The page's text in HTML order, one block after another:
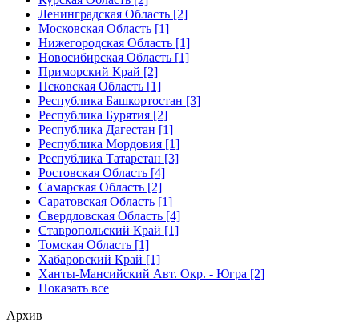
Ленинградская Область [2]
Московская Область [1]
Нижегородская Область [1]
Новосибирская Область [1]
Приморский Край [2]
Псковская Область [1]
Республика Башкортостан [3]
Республика Бурятия [2]
Республика Дагестан [1]
Республика Мордовия [1]
Республика Татарстан [3]
Ростовская Область [4]
Самарская Область [2]
Саратовская Область [1]
Свердловская Область [4]
Ставропольский Край [1]
Томская Область [1]
Хабаровский Край [1]
Ханты-Мансийский Авт. Окр. - Югра [2]
Показать все
Архив